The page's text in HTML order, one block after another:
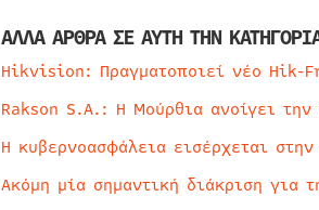
ΑΛΛΑ ΑΡΘΡΑ ΣΕ ΑΥΤΗ ΤΗΝ
Hikvision: Πραγματοποιεί νέο Hik-
Rakson S.A.: Η Μούρθια ανοίγει
Η κυβερνοασφάλεια εισέρχεται
Ακόμη μία σημαντική διάκριση